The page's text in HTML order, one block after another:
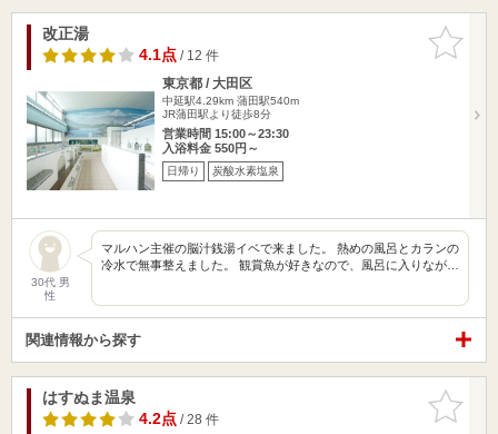
お気に入
りに追加
改正湯
4.1点/ 12 件
東京都 / 大田区
中延駅4.29km 蒲田駅540m
JR蒲田駅より徒歩8分
営業時間 15:00～23:30
入浴料金 550円～
日帰り 炭酸水素塩泉
30代 男
性
マルハン主催の脳汁銭湯イベで来ました。 熱めの風呂とカランの
冷水で無事整えました。 観賞魚が好きなので、風呂に入りなが…
関連情報から探す
お気に入
りに追加
はすぬま温泉
4.2点/ 28 件